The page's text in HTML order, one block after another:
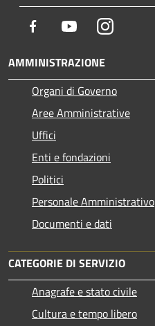
Facebook YoutubeInstagram
AMMINISTRAZIONE
Organi di Governo
Aree Amministrative
Uffici
Enti e fondazioni
Politici
Personale Amministrativo
Documenti e dati
CATEGORIE DI SERVIZIO
Anagrafe e stato civile
Cultura e tempo libero